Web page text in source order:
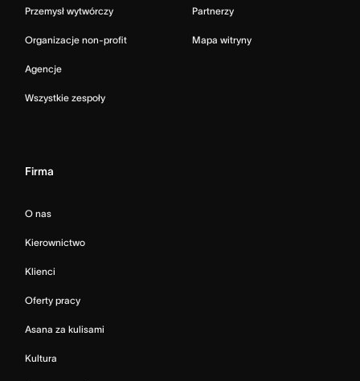
Przemysł wytwórczy
Organizacje non-profit
Agencje
Wszystkie zespoły
Partnerzy
Mapa witryny
Firma
O nas
Kierownictwo
Klienci
Oferty pracy
Asana za kulisami
Kultura